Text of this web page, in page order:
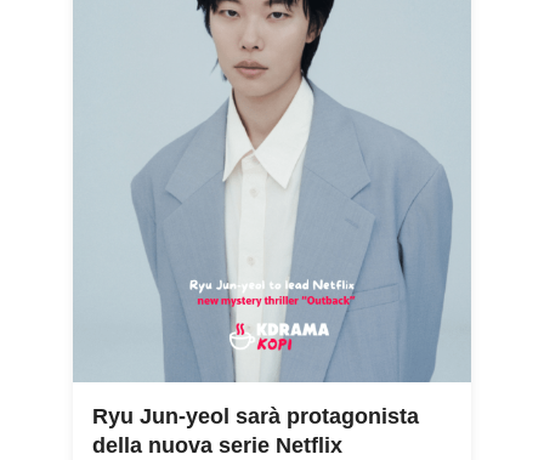
Ryu Jun-yeol sarà protagonista
della nuova serie Netflix